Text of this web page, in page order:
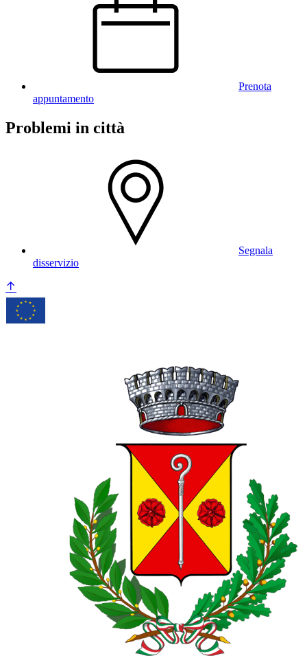
Prenota
appuntamento
Problemi in città
Segnala
disservizio